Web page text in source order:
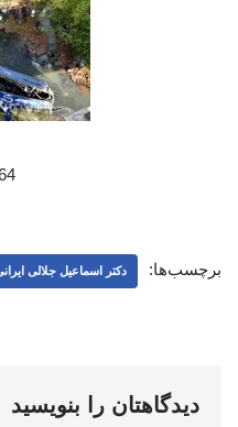
33
برچسب‌ها: دکتر اسماعیل جلالی
دیدگاهتان را بنویسید